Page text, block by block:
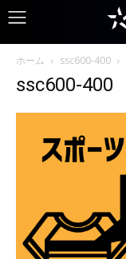
ホーム ssc600-400
ssc600-400